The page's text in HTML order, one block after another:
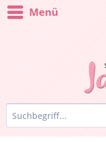
Menü